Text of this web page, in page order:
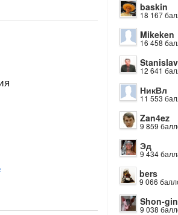
baskin
18 167
Mikeken
16 458
12 641
НикВл
11 553
Zan4ez
9 859
Эд
9 434
bers
9 066
Shon-gin
9 038